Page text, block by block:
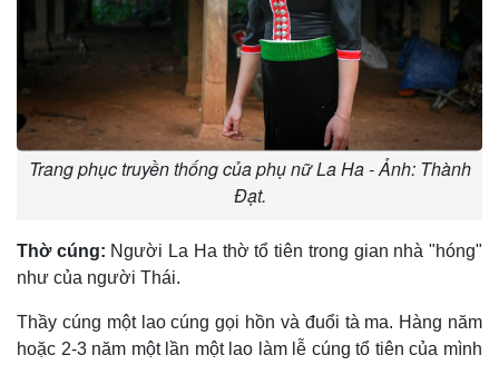
Trang phục truyền thống của phụ nữ La Ha - Ảnh: Thành
Đạt.
Thờ cúng: Người La Ha thờ tổ tiên trong gian nhà "hóng"
như của người Thái.
Thầy cúng một lao cúng gọi hồn và đuổi tà ma. Hàng năm
hoặc 2-3 năm một lần một lao làm lễ cúng tổ tiên của mình